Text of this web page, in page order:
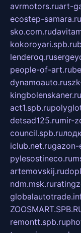
avrmotors.ruart-
ecostep-samara.ru
sko.com.ru
kokoroyari.spb.ru
lenderoq.ru
people-of-art.ru
dynamoauto.ru
kingbolenskaner.ru
act1.spb.ru
detsad125.rumir-
council.spb.ru
iclub.net.rugazon-
pylesostineco.ru
artemovskij.ru
ndm.msk.ru
remontt.spb.ru